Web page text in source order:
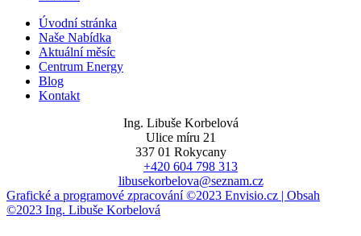
Úvodní stránka
Naše Nabídka
Aktuální měsíc
Centrum Energy
Blog
Kontakt
Ing. Libuše Korbelová
Ulice míru 21
337 01 Rokycany
+420 604 798 313
libusekorbelova@seznam.cz
Grafické a programové zpracování ©2023 Envisio.cz | Obsah
©2023 Ing. Libuše Korbelová